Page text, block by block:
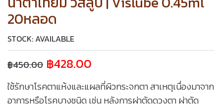
20หลอด
STOCK: AVAILABLE
฿450.00 ฿428.00
ใช้รักษาโรคตาแห้งและแผลที่ผิวกระจกตา สาเหตุเนื่องมาจาก
อาการหรือโรคบางชนิด เช่น หลังการผ่าตัดดวงตา ผ่าตัด